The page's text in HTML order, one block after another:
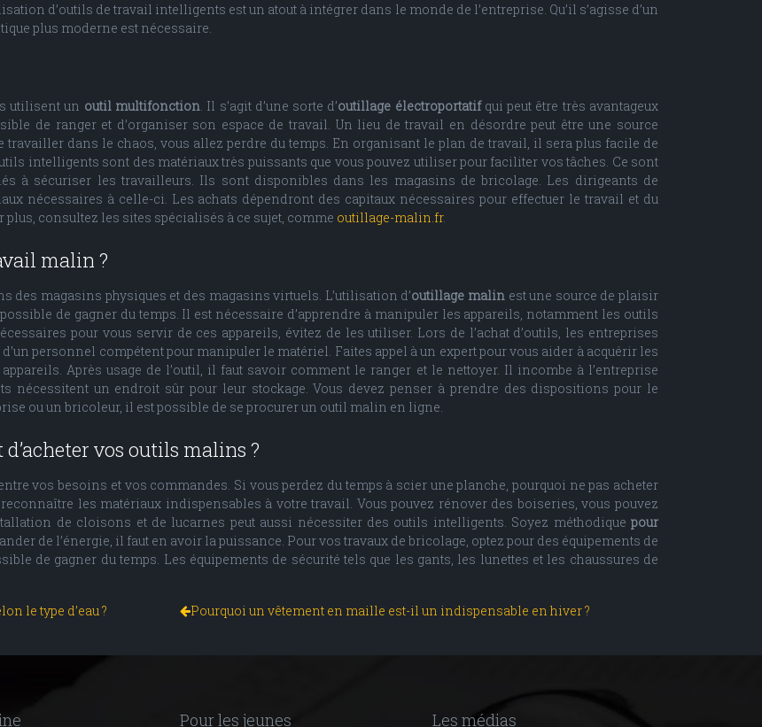
d’outils de travail intelligents est un atout à intégrer dans le monde de l’entreprise. Qu’il s’agisse d’un
plus moderne est nécessaire.
utilisent un outil multifonction. Il s’agit d’une sorte d’outillage électroportatif qui peut être très avantageux
de ranger et d’organiser son espace de travail. Un lieu de travail en désordre peut être une source
travailler dans le chaos, vous allez perdre du temps. En organisant le plan de travail, il sera plus facile de
intelligents sont des matériaux très puissants que vous pouvez utiliser pour faciliter vos tâches. Ce sont
à sécuriser les travailleurs. Ils sont disponibles dans les magasins de bricolage. Les dirigeants de
nécessaires à celle-ci. Les achats dépendront des capitaux nécessaires pour effectuer le travail et du
consultez les sites spécialisés à ce sujet, comme outillage-malin.fr.
malin ?
des magasins physiques et des magasins virtuels. L’utilisation d’outillage malinest une source de plaisir
de gagner du temps. Il est nécessaire d’apprendre à manipuler les appareils, notamment les outils
pour vous servir de ces appareils, évitez de les utiliser. Lors de l’achat d’outils, les entreprises
personnel compétent pour manipuler le matériel. Faites appel à un expert pour vous aider à acquérir les
Après usage de l’outil, il faut savoir comment le ranger et le nettoyer. Il incombe à l’entreprise
nécessitent un endroit sûr pour leur stockage. Vous devez penser à prendre des dispositions pour le
ou un bricoleur, il est possible de se procurer un outil malin en ligne.
vos outils malins ?
vos besoins et vos commandes. Si vous perdez du temps à scier une planche, pourquoi ne pas acheter
les matériaux indispensables à votre travail. Vous pouvez rénover des boiseries, vous pouvez
de cloisons et de lucarnes peut aussi nécessiter des outils intelligents. Soyez méthodique pour
de l’énergie, il faut en avoir la puissance. Pour vos travaux de bricolage, optez pour des équipements de
de gagner du temps. Les équipements de sécurité tels que les gants, les lunettes et les chaussures de
le type d’eau ?
Pourquoi un vêtement en maille est-il un indispensable en hiver ?
Pour les jeunes Les médias